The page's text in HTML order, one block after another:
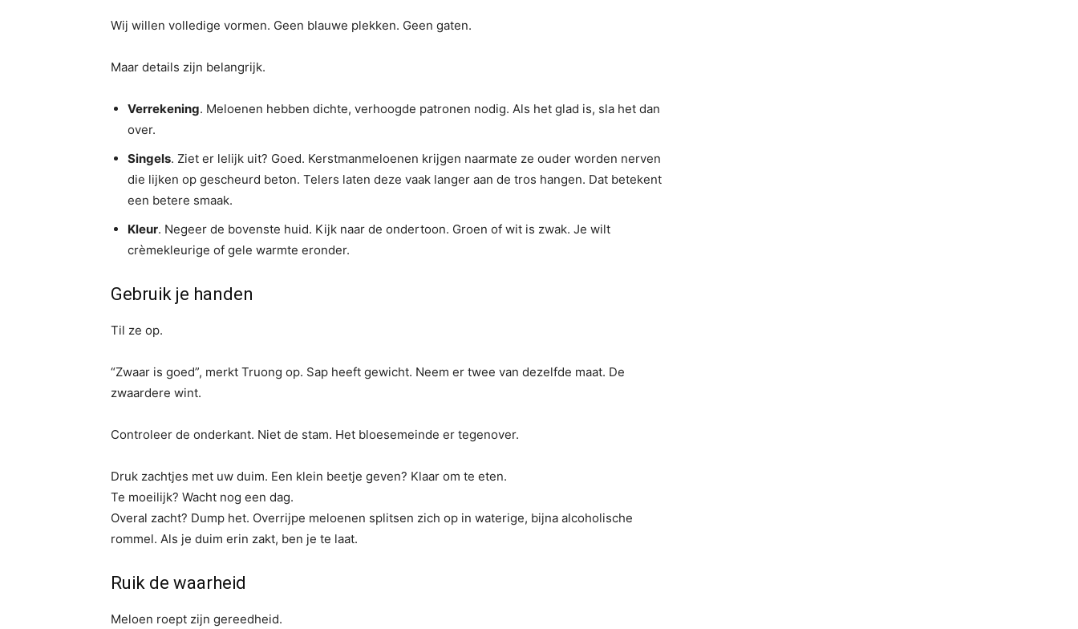
Wij willen volledige vormen. Geen blauwe plekken. Geen gaten.
Maar details zijn belangrijk.
Verrekening. Meloenen hebben dichte, verhoogde patronen nodig. Als het glad is, sla het dan
over.
Singels. Ziet er lelijk uit? Goed. Kerstmanmeloenen krijgen naarmate ze ouder worden nerven
die lijken op gescheurd beton. Telers laten deze vaak langer aan de tros hangen. Dat betekent
een betere smaak.
Kleur. Negeer de bovenste huid. Kijk naar de ondertoon. Groen of wit is zwak. Je wilt
crèmekleurige of gele warmte eronder.
Gebruik je handen
Til ze op.
“Zwaar is goed”, merkt Truong op. Sap heeft gewicht. Neem er twee van dezelfde maat. De
zwaardere wint.
Controleer de onderkant. Niet de stam. Het bloesemeinde er tegenover.
Druk zachtjes met uw duim. Een klein beetje geven? Klaar om te eten.
Te moeilijk? Wacht nog een dag.
Overal zacht? Dump het. Overrijpe meloenen splitsen zich op in waterige, bijna alcoholische
rommel. Als je duim erin zakt, ben je te laat.
Ruik de waarheid
Meloen roept zijn gereedheid.